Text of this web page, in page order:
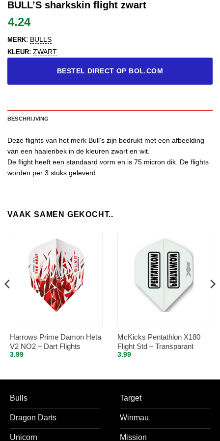
BULL’S sharkskin flight zwart
4.24
MERK: BULLS
KLEUR: ZWART
BESTEL DIRECT OP BOL.COM
BESCHRIJVING
Deze flights van het merk Bull’s zijn bedrukt met een afbeelding
van een haaienbek in de kleuren zwart en wit.
De flight heeft een standaard vorm en is 75 micron dik. De flights
worden per 3 stuks geleverd.
VAAK SAMEN GEKOCHT..
Harrows Prime Damon Heta
V2 NO2 – Dart Flights
3.99
McKicks Pentathlon X180
Flight Std – Transparant
3.99
Bulls
Dragon Darts
Unicorn
Target
Winmau
Mission